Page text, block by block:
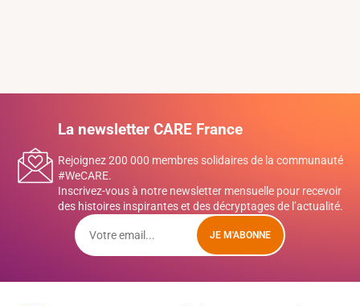
La newsletter CARE France
Rejoignez 200 000 membres solidaires de la communauté
#WeCARE.
Inscrivez-vous à notre newsletter mensuelle pour recevoir
des histoires inspirantes et des décryptages de l’actualité.
JE M'ABONNE